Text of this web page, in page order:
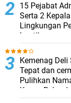
15 Pejabat
Serta 2
Lingkungan
Lantik
Kemenag
Tepat dan
Pulihkan
Kasus